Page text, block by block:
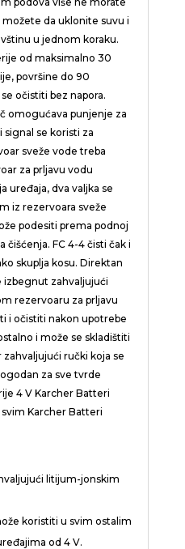
možete da uklonite suvu i
u jednom koraku.
od maksimalno 30
površine do 90
očistiti bez napora.
omogućava punjenje za
se koristi za
sveže vode treba
za prljavu vodu
uređaja, dva valjka se
iz rezervoara sveže
podesiti prema podnoj
čišćenja. FC 4-4 čisti čak i
skuplja kosu. Direktan
izbegnut zahvaljujući
rezervoaru za prljavu
i očistiti nakon upotrebe
i može se skladištiti
ručki koja se
za sve tvrde
4 V Karcher Batteri
Karcher Batteri
litijum-jonskim
koristiti u svim ostalim
od 4 V.